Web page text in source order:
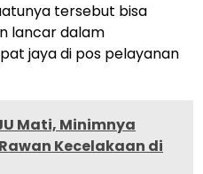
tersebut bisa
lancar dalam
jaya di pos pelayanan
Mati, Minimnya
Kecelakaan di